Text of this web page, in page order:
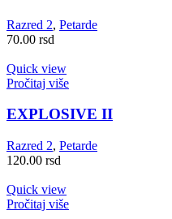
Razred 2, Petarde
70.00 rsd
Quick view
Pročitaj više
EXPLOSIVE II
Razred 2, Petarde
120.00 rsd
Quick view
Pročitaj više